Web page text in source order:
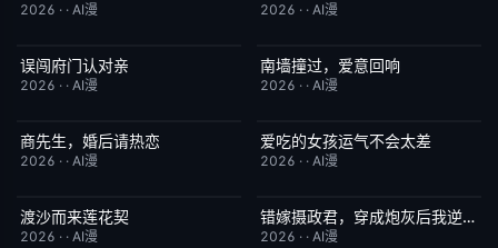
2026 · · AI漫 2026 · · AI漫
完结
误闯府门认对亲
2026 · · AI漫
完结
南墙撞过，爱意回响
2026 · · AI漫
完结
商先生，婚后请热恋
2026 · · AI漫
完结
爱吃的女孩运气不会太差
2026 · · AI漫
完结
渡沙而来莲花契
2026 · · AI漫
完结 2.0错嫁摄政君，穿成炮灰后我逆天改命
2026 · · AI漫